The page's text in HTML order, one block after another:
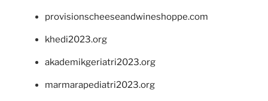
provisionscheeseandwineshoppe.com
khedi2023.org
akademikgeriatri2023.org
marmarapediatri2023.org